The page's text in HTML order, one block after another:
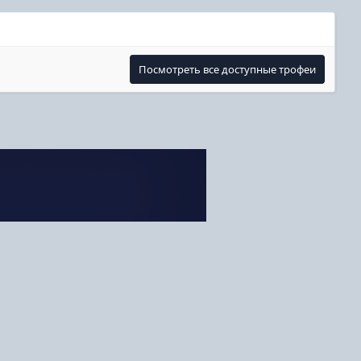
Посмотреть все доступные трофеи